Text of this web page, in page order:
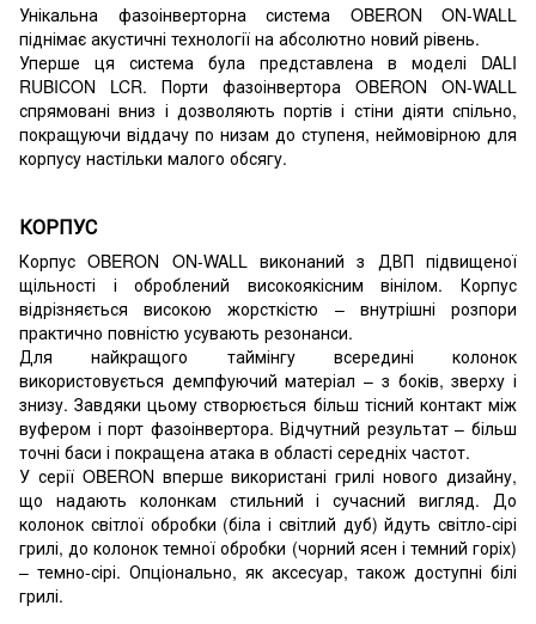
Унікальна фазоінверторна система OBERON ON-WALL
піднімає акустичні технології на абсолютно новий рівень.
Уперше ця система була представлена в моделі DALI
RUBICON LCR. Порти фазоінвертора OBERON ON-WALL
спрямовані вниз і дозволяють портів і стіни діяти спільно,
покращуючи віддачу по низам до ступеня, неймовірною для
корпусу настільки малого обсягу.
КОРПУС
Корпус OBERON ON-WALL виконаний з ДВП підвищеної
щільності і оброблений високоякісним вінілом. Корпус
відрізняється високою жорсткістю – внутрішні розпори
практично повністю усувають резонанси.
Для найкращого таймінгу всередині колонок
використовується демпфуючий матеріал – з боків, зверху і
знизу. Завдяки цьому створюється більш тісний контакт між
вуфером і порт фазоінвертора. Відчутний результат – більш
точні баси і покращена атака в області середніх частот.
У серії OBERON вперше використані грилі нового дизайну,
що надають колонкам стильний і сучасний вигляд. До
колонок світлої обробки (біла і світлий дуб) йдуть світло-сірі
грилі, до колонок темної обробки (чорний ясен і темний горіх)
– темно-сірі. Опціонально, як аксесуар, також доступні білі
грилі.